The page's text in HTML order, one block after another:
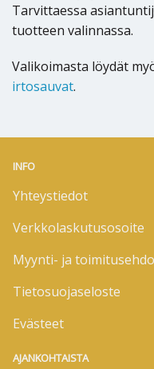
Tarvittaessa
tuotteen valinnassa.
Valikoimasta löydät
irtosauvat.
INFO
Yhteystiedot
Verkkolaskutusosoite
Myynti- ja
Tietosuojaseloste
Evästeet
AJANKOHTAISTA